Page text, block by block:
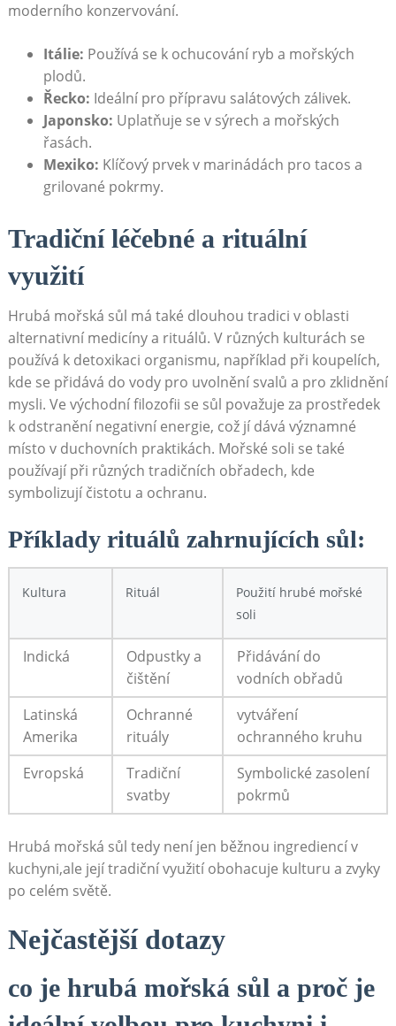
moderního konzervování.
Itálie: Používá se k ochucování ryb a mořských
plodů.
Řecko: Ideální pro přípravu salátových zálivek.
Japonsko: Uplatňuje se v sýrech a mořských
řasách.
Mexiko: Klíčový prvek v marinádách pro⁤ tacos a
grilované pokrmy.
Tradiční ‌léčebné a rituální
využití
Hrubá mořská sůl má také⁣ dlouhou tradici v oblasti
alternativní medicíny a rituálů. V různých kulturách se
používá k detoxikaci organismu, například ​při koupelích,
kde se přidává do vody pro uvolnění svalů a pro zklidnění
mysli. Ve východní⁣ filozofii se sůl považuje za prostředek
k odstranění negativní ‌energie, což jí dává významné
místo v duchovních praktikách. Mořské soli se také
používají při ⁢různých tradičních obřadech, kde
symbolizují čistotu a​ ochranu.
Příklady rituálů zahrnujících sůl:
Kultura Rituál
Použití hrubé mořské
soli
Indická
Odpustky a
čištění
Přidávání do
vodních obřadů
Latinská
⁤Amerika
Ochranné
rituály
vytváření
ochranného kruhu
Evropská
Tradiční
svatby
Symbolické zasolení
pokrmů
Hrubá mořská sůl tedy není jen běžnou ingrediencí v
kuchyni,ale​ její tradiční využití obohacuje ‍kulturu a ⁤zvyky‌
po celém světě.
Nejčastější⁢ dotazy
co je hrubá mořská sůl a proč je